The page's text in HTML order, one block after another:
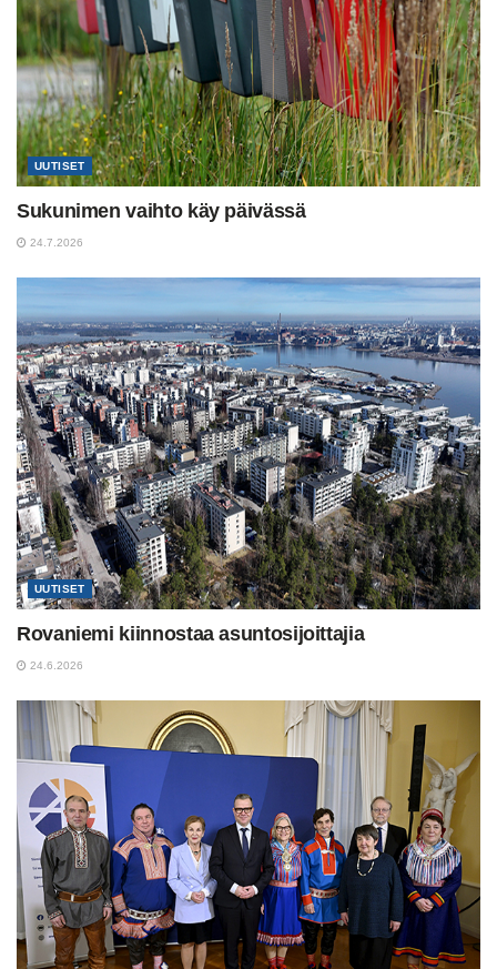
UUTISET
Sukunimen vaihto käy päivässä
24.7.2026
UUTISET
Rovaniemi kiinnostaa asuntosijoittajia
24.6.2026